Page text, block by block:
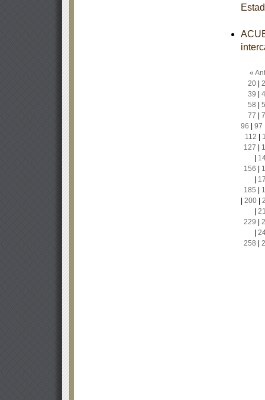
«
20|
39
58
77
96
97
112
127
156
185
200|
229
258